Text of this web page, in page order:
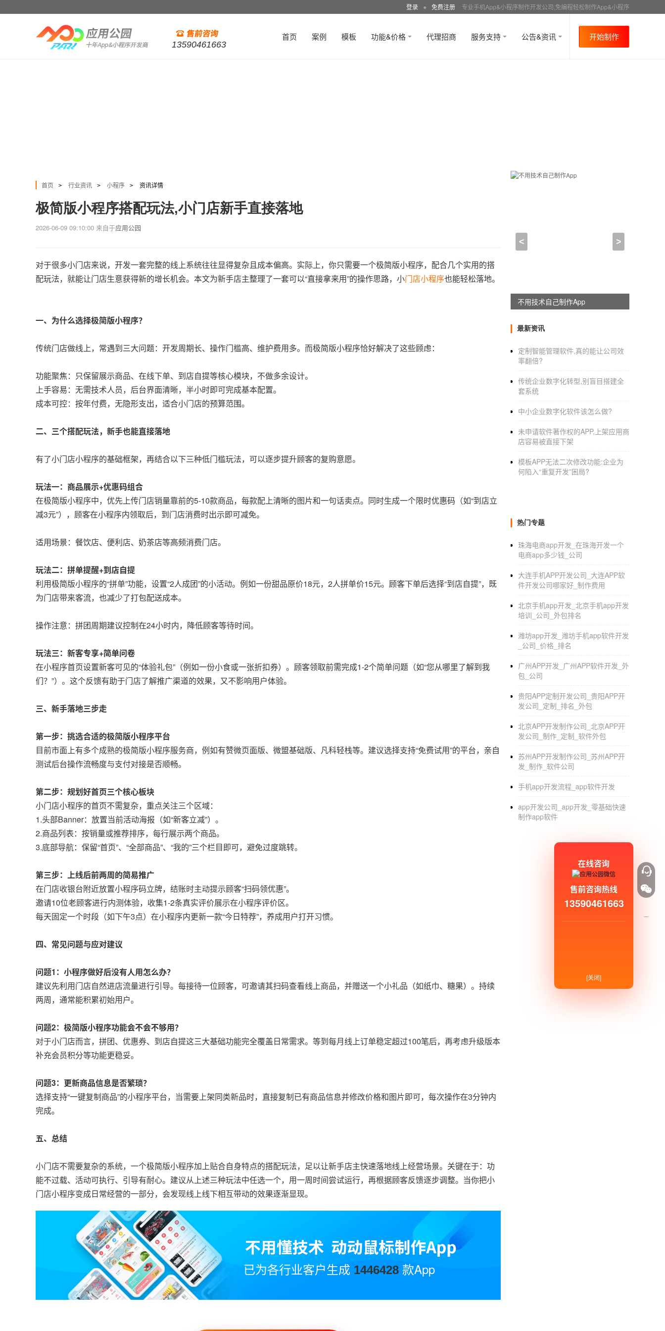
登录 ● 免费注册 专业手机App&小程序制作开发公司,免编程轻松制作App&小程序
13590461663
首页 案例 模板 功能&价格 代理招商 服务支持 公告&资讯 开始制作
首页 > 行业资讯 > 小程序 > 资讯详情
极简版小程序搭配玩法,小门店新手直接落地
2026-06-09 09:10:00 来自于应用公园
对于很多小门店来说，开发一套完整的线上系统往往显得复杂且成本偏高。实际上，你只需要一个极简版小程序，配合几个实用的搭
配玩法，就能让门店生意获得新的增长机会。本文为新手店主整理了一套可以“直接拿来用”的操作思路，小门店小程序也能轻松落地。
一、为什么选择极简版小程序？
传统门店做线上，常遇到三大问题：开发周期长、操作门槛高、维护费用多。而极简版小程序恰好解决了这些顾虑：
功能聚焦：只保留展示商品、在线下单、到店自提等核心模块，不做多余设计。
上手容易：无需技术人员，后台界面清晰，半小时即可完成基本配置。
成本可控：按年付费，无隐形支出，适合小门店的预算范围。
二、三个搭配玩法，新手也能直接落地
有了小门店小程序的基础框架，再结合以下三种低门槛玩法，可以逐步提升顾客的复购意愿。
玩法一：商品展示+优惠码组合
在极简版小程序中，优先上传门店销量靠前的5-10款商品，每款配上清晰的图片和一句话卖点。同时生成一个限时优惠码（如“到店立
减3元”），顾客在小程序内领取后，到门店消费时出示即可减免。
适用场景：餐饮店、便利店、奶茶店等高频消费门店。
玩法二：拼单提醒+到店自提
利用极简版小程序的“拼单”功能，设置“2人成团”的小活动。例如一份甜品原价18元，2人拼单价15元。顾客下单后选择“到店自提”，既
为门店带来客流，也减少了打包配送成本。
操作注意：拼团周期建议控制在24小时内，降低顾客等待时间。
玩法三：新客专享+简单问卷
在小程序首页设置新客可见的“体验礼包”（例如一份小食或一张折扣券）。顾客领取前需完成1-2个简单问题（如“您从哪里了解到我
们？”）。这个反馈有助于门店了解推广渠道的效果，又不影响用户体验。
三、新手落地三步走
第一步：挑选合适的极简版小程序平台
目前市面上有多个成熟的极简版小程序服务商，例如有赞微页面版、微盟基础版、凡科轻栈等。建议选择支持“免费试用”的平台，亲自
测试后台操作流畅度与支付对接是否顺畅。
第二步：规划好首页三个核心板块
小门店小程序的首页不需复杂，重点关注三个区域：
1.头部Banner：放置当前活动海报（如“新客立减”）。
2.商品列表：按销量或推荐排序，每行展示两个商品。
3.底部导航：保留“首页”、“全部商品”、“我的”三个栏目即可，避免过度跳转。
第三步：上线后前两周的简易推广
在门店收银台附近放置小程序码立牌，结账时主动提示顾客“扫码领优惠”。
邀请10位老顾客进行内测体验，收集1-2条真实评价展示在小程序评价区。
每天固定一个时段（如下午3点）在小程序内更新一款“今日特荐”，养成用户打开习惯。
四、常见问题与应对建议
问题1：小程序做好后没有人用怎么办？
建议先利用门店自然进店流量进行引导。每接待一位顾客，可邀请其扫码查看线上商品，并赠送一个小礼品（如纸巾、糖果）。持续
两周，通常能积累初始用户。
问题2：极简版小程序功能会不会不够用？
对于小门店而言，拼团、优惠券、到店自提这三大基础功能完全覆盖日常需求。等到每月线上订单稳定超过100笔后，再考虑升级版本
补充会员积分等功能更稳妥。
问题3：更新商品信息是否繁琐？
选择支持“一键复制商品”的小程序平台，当需要上架同类新品时，直接复制已有商品信息并修改价格和图片即可，每次操作在3分钟内
完成。
五、总结
小门店不需要复杂的系统，一个极简版小程序加上贴合自身特点的搭配玩法，足以让新手店主快速落地线上经营场景。关键在于：功
能不过载、活动可执行、引导有耐心。建议从上述三种玩法中任选一个，用一周时间尝试运行，再根据顾客反馈逐步调整。当你把小
门店小程序变成日常经营的一部分，会发现线上线下相互带动的效果逐渐显现。
已为各行业客户生成 1446428 款App
< >
不用技术自己制作App
最新资讯
定制智能管理软件,真的能让公司效
率翻倍?
传统企业数字化转型,别盲目搭建全
套系统
中小企业数字化软件该怎么做?
未申请软件著作权的APP,上架应用商
店容易被直接下架
模板APP无法二次修改功能:企业为
何陷入“重复开发”困局?
热门专题
珠海电商app开发_在珠海开发一个
电商app多少钱_公司
大连手机APP开发公司_大连APP软
件开发公司哪家好_制作费用
北京手机app开发_北京手机app开发
培训_公司_外包排名
潍坊app开发_潍坊手机app软件开发
_公司_价格_排名
广州APP开发_广州APP软件开发_外
包_公司
贵阳APP定制开发公司_贵阳APP开
发公司_定制_排名_外包
北京APP开发制作公司_北京APP开
发公司_制作_定制_软件外包
苏州APP开发制作公司_苏州APP开
发_制作_软件公司
手机app开发流程_app软件开发
app开发公司_app开发_零基础快速
制作app软件
在线咨询
售前咨询热线
13590461663
[关闭]